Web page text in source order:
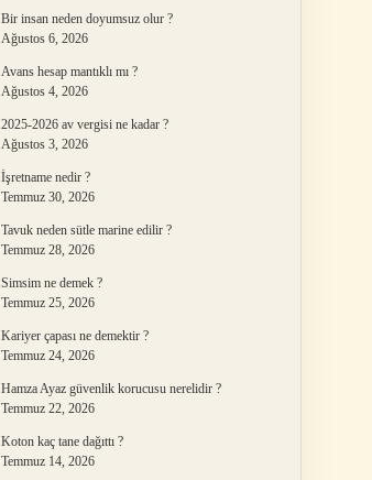
Bir insan neden doyumsuz olur ?
Ağustos 6, 2026
Avans hesap mantıklı mı ?
Ağustos 4, 2026
2025-2026 av vergisi ne kadar ?
Ağustos 3, 2026
İşretname nedir ?
Temmuz 30, 2026
Tavuk neden sütle marine edilir ?
Temmuz 28, 2026
Simsim ne demek ?
Temmuz 25, 2026
Kariyer çapası ne demektir ?
Temmuz 24, 2026
Hamza Ayaz güvenlik korucusu nerelidir ?
Temmuz 22, 2026
Koton kaç tane dağıttı ?
Temmuz 14, 2026